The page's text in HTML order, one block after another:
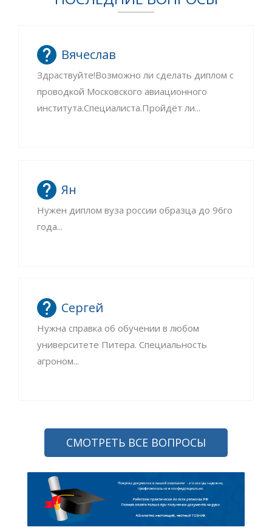
Вячеслав
Здраствуйте!Возможно ли сделать диплом с
проводкой Московского авиационного
института.Специалиста.Пройдёт ли...
Ян
Нужен диплом вуза россии образца до 96го
года...
Сергей
Нужна справка об обучении в любом
университете Питера. Специальность
агроном...
СМОТРЕТЬ ВСЕ ВОПРОСЫ